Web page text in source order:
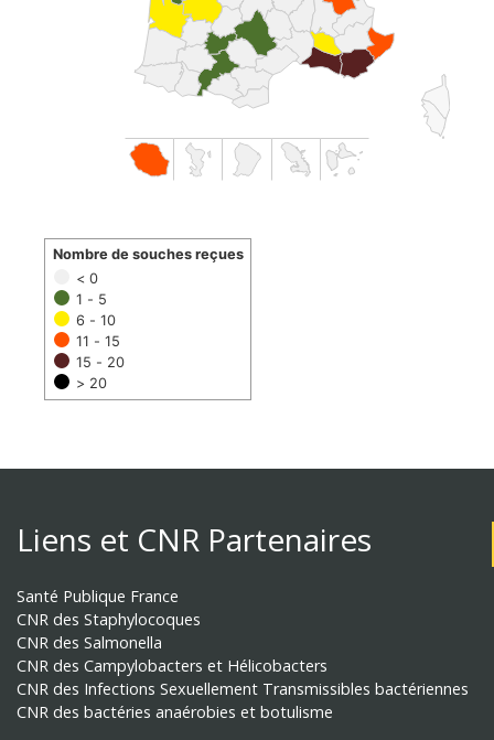
< 0
1 - 5
6 - 10
11 - 15
15 - 20
> 20
Nombre de souches reçues
Liens et CNR Partenaires
Santé Publique France
CNR des Staphylocoques
CNR des Salmonella
CNR des Campylobacters et Hélicobacters
CNR des Infections Sexuellement Transmissibles bactériennes
CNR des bactéries anaérobies et botulisme